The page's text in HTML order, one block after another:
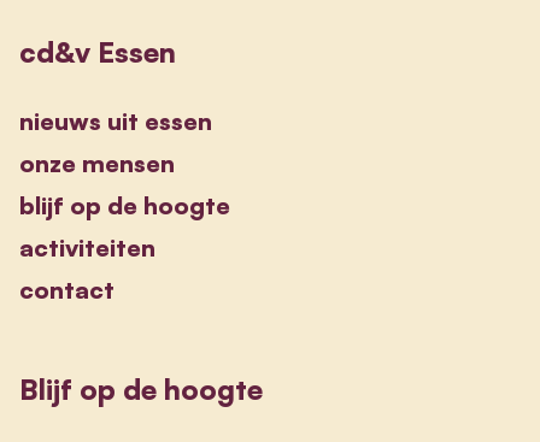
cd&v Essen
nieuws uit essen
onze mensen
blijf op de hoogte
activiteiten
contact
Blijf op de hoogte